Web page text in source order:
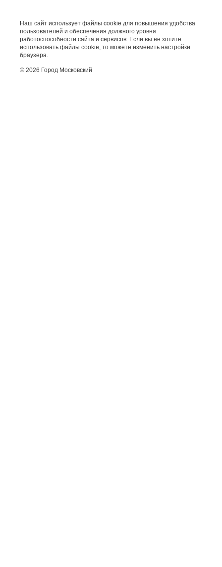
Наш сайт использует файлы cookie для повышения удобства
пользователей и обеспечения должного уровня
работоспособности сайта и сервисов. Если вы не хотите
использовать файлы cookie, то можете изменить настройки
браузера.
© 2026 Город Московский